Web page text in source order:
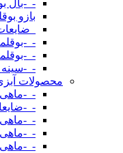
-_-بال
بازو
-_-
-_-
-_-
محصولات
-_-
-_-
-_-
-_-
-_-ماهی